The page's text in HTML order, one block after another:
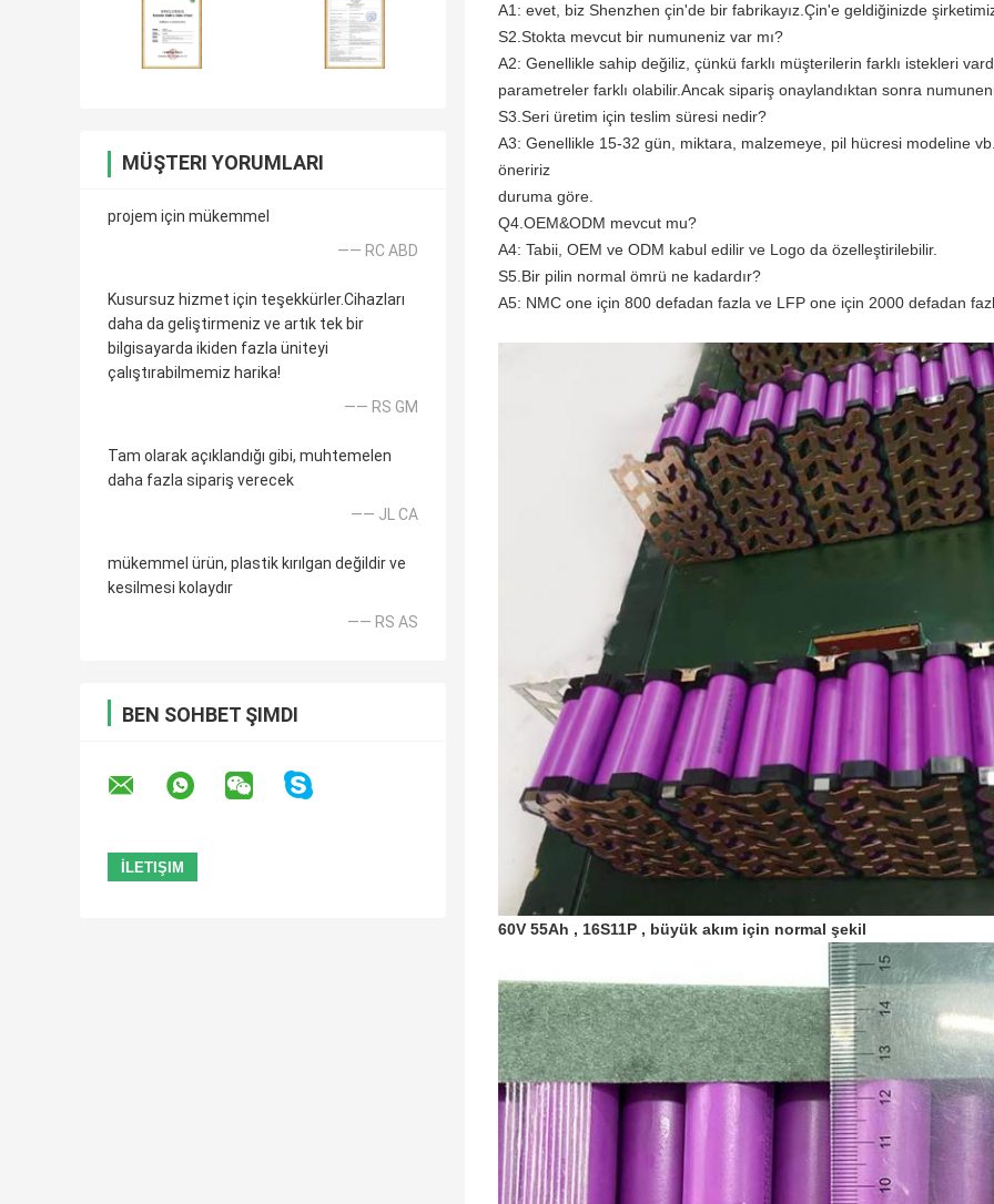
MÜŞTERI YORUMLARI
projem için mükemmel
—— RC ABD
Kusursuz hizmet için teşekkürler.Cihazları
daha da geliştirmeniz ve artık tek bir
bilgisayarda ikiden fazla üniteyi
çalıştırabilmemiz harika!
—— RS GM
Tam olarak açıklandığı gibi, muhtemelen
daha fazla sipariş verecek
—— JL CA
mükemmel ürün, plastik kırılgan değildir ve
kesilmesi kolaydır
—— RS AS
BEN SOHBET ŞIMDI
A1: evet, biz Shenzhen çin'de bir fabrikayız.Çin'e geldiğinizde
S2.Stokta mevcut bir numuneniz var mı?
A2: Genellikle sahip değiliz, çünkü farklı müşterilerin farklı istekleri
parametreler farklı olabilir.Ancak sipariş onaylandıktan sonra
S3.Seri üretim için teslim süresi nedir?
A3: Genellikle 15-32 gün, miktara, malzemeye, pil hücresi modeline
öneririz
duruma göre.
Q4.OEM&ODM mevcut mu?
A4: Tabii, OEM ve ODM kabul edilir ve Logo da özelleştirilebilir.
S5.Bir pilin normal ömrü ne kadardır?
A5: NMC one için 800 defadan fazla ve LFP one için 2000 defadan
60V 55Ah , 16S11P , büyük akım için normal şekil